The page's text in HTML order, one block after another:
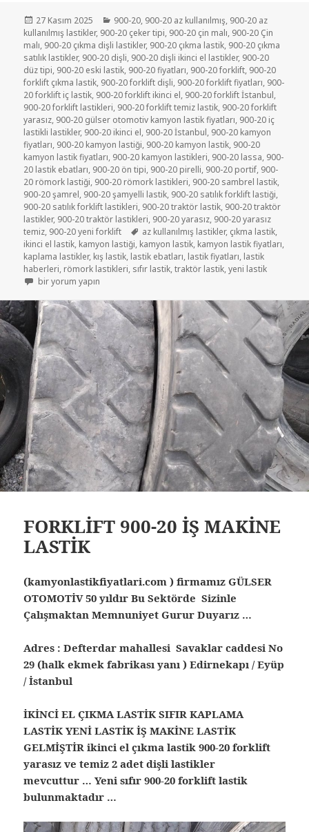
Yayın
tarihi
27 Kasım 2025 Kategoriler
900-20, 900-20 az kullanılmış, 900-20 az
kullanılmış lastikler, 900-20 çeker tipi, 900-20 çin malı, 900-20 Çin
malı, 900-20 çıkma dişli lastikler, 900-20 çıkma lastik, 900-20 çıkma
satılık lastikler, 900-20 dişli, 900-20 dişli ikinci el lastikler, 900-20
düz tipi, 900-20 eski lastik, 900-20 fiyatları, 900-20 forklift, 900-20
forklift çıkma lastik, 900-20 forklift dişli, 900-20 forklift fiyatları, 900-
20 forklift iç lastik, 900-20 forklift ikinci el, 900-20 forklift İstanbul,
900-20 forklift lastikleri, 900-20 forklift temiz lastik, 900-20 forklift
yarasız, 900-20 gülser otomotiv kamyon lastik fiyatları, 900-20 iç
lastikli lastikler, 900-20 ikinci el, 900-20 İstanbul, 900-20 kamyon
fiyatları, 900-20 kamyon lastiği, 900-20 kamyon lastik, 900-20
kamyon lastik fiyatları, 900-20 kamyon lastikleri, 900-20 lassa, 900-
20 lastik ebatları, 900-20 ön tipi, 900-20 pirelli, 900-20 portif, 900-
20 römork lastiği, 900-20 römork lastikleri, 900-20 sambrel lastik,
900-20 şamrel, 900-20 şamyelli lastik, 900-20 satılık forklift lastiği,
900-20 satılık forklift lastikleri, 900-20 traktör lastik, 900-20 traktör
lastikler, 900-20 traktör lastikleri, 900-20 yarasız, 900-20 yarasız
temiz, 900-20 yeni forklift Etiketler
az kullanılmış lastikler, çıkma lastik,
ikinci el lastik, kamyon lastiği, kamyon lastik, kamyon lastik fiyatları,
kaplama lastikler, kış lastik, lastik ebatları, lastik fiyatları, lastik
haberleri, römork lastikleri, sıfır lastik,traktör lastik,yeni lastik
RÖMORK LASTİKLERİ 900-20 için
bir yorum yapın
FORKLİFT 900-20 İŞ MAKİNE
LASTİK
(kamyonlastikfiyatlari.com ) firmamız GÜLSER
OTOMOTİV 50 yıldır Bu Sektörde Sizinle
Çalışmaktan Memnuniyet Gurur Duyarız …
Adres : Defterdar mahallesi Savaklar caddesi No
29 (halk ekmek fabrikası yanı ) Edirnekapı / Eyüp
/ İstanbul
İKİNCİ EL ÇIKMA LASTİK SIFIR KAPLAMA
LASTİK YENİ LASTİK İŞ MAKİNE LASTİK
GELMİŞTİR ikinci el çıkma lastik 900-20 forklift
yarasız ve temiz 2 adet dişli lastikler
mevcuttur … Yeni sıfır 900-20 forklift lastik
bulunmaktadır …